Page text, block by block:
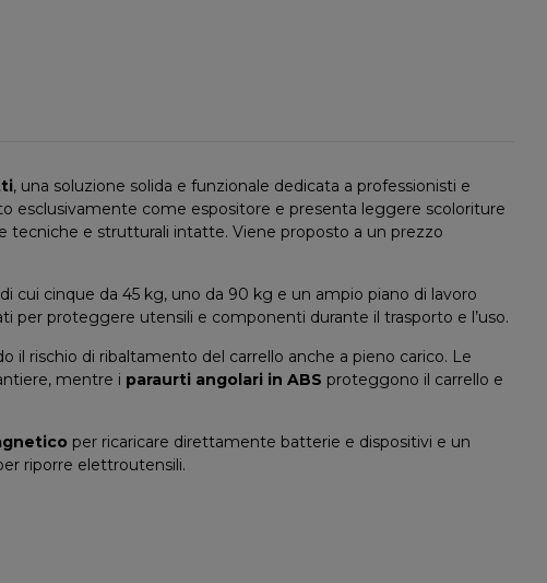
, una soluzione solida e funzionale dedicata a professionisti e
esclusivamente come espositore e presenta leggere scoloriture
e strutturali intatte. Viene proposto a un prezzo
cui cinque da 45 kg, uno da 90 kg e un ampio piano di lavoro
per proteggere utensili e componenti durante il trasporto e l’uso.
il rischio di ribaltamento del carrello anche a pieno carico. Le
mentre i paraurti angolari in ABS proteggono il carrello e
per ricaricare direttamente batterie e dispositivi e un
riporre elettroutensili.